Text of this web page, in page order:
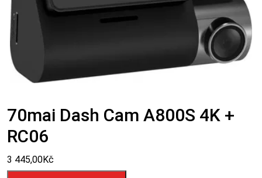
70mai Dash Cam A800S 4K +
RC06
3 445,00Kč